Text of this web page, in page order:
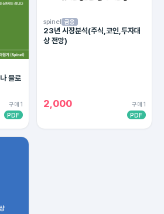
블로
구매 1
PDF
spinel 금융
23년 시장분석(주식,코인,투자대
상 전망)
2,000
구매 1
PDF